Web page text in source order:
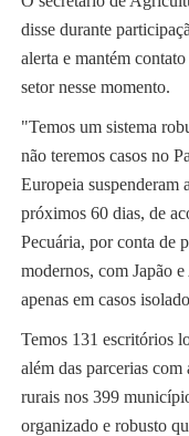
disse durante
alerta e mantém
setor nesse momento.
"Temos um sistema
não teremos casos no
Europeia suspenderam
próximos 60 dias, de
Pecuária, por conta de
modernos, com Japão
apenas em casos
Temos 131 escritórios
além das parcerias
rurais nos 399
organizado e robusto